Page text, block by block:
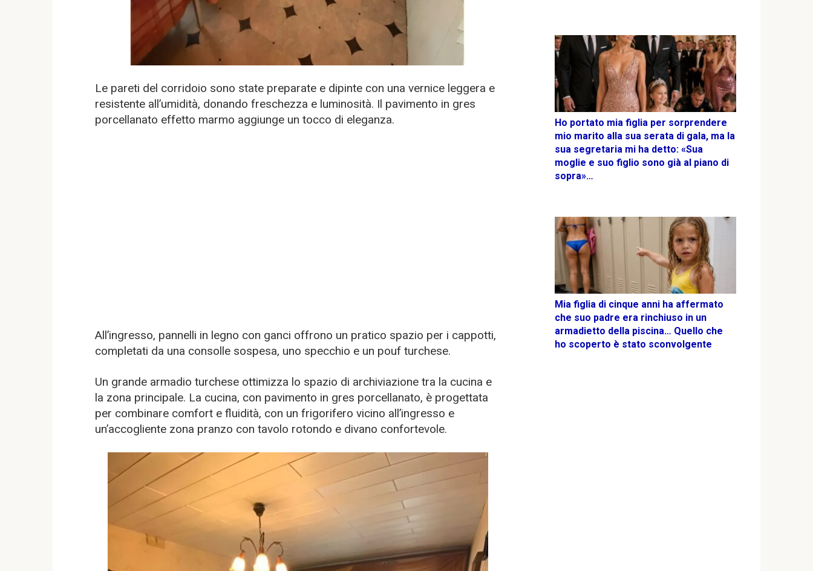
Le pareti del corridoio sono state preparate e dipinte con una vernice leggera e
resistente all’umidità, donando freschezza e luminosità. Il pavimento in gres
porcellanato effetto marmo aggiunge un tocco di eleganza.
All’ingresso, pannelli in legno con ganci offrono un pratico spazio per i cappotti,
completati da una consolle sospesa, uno specchio e un pouf turchese.
Un grande armadio turchese ottimizza lo spazio di archiviazione tra la cucina e
la zona principale. La cucina, con pavimento in gres porcellanato, è progettata
per combinare comfort e fluidità, con un frigorifero vicino all’ingresso e
un’accogliente zona pranzo con tavolo rotondo e divano confortevole.
Ho portato mia figlia per sorprendere
mio marito alla sua serata di gala, ma la
sua segretaria mi ha detto: «Sua
moglie e suo figlio sono già al piano di
sopra»…
Mia figlia di cinque anni ha affermato
che suo padre era rinchiuso in un
armadietto della piscina… Quello che
ho scoperto è stato sconvolgente